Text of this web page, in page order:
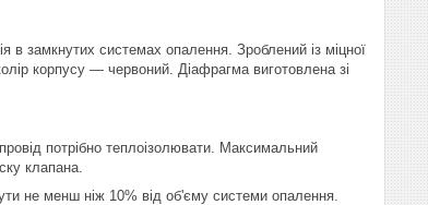
замкнутих системах опалення. Зроблений із міцної
корпусу — червоний. Діафрагма виготовлена зі
потрібно теплоізолювати. Максимальний
клапана.
не менш ніж 10% від об'єму системи опалення.